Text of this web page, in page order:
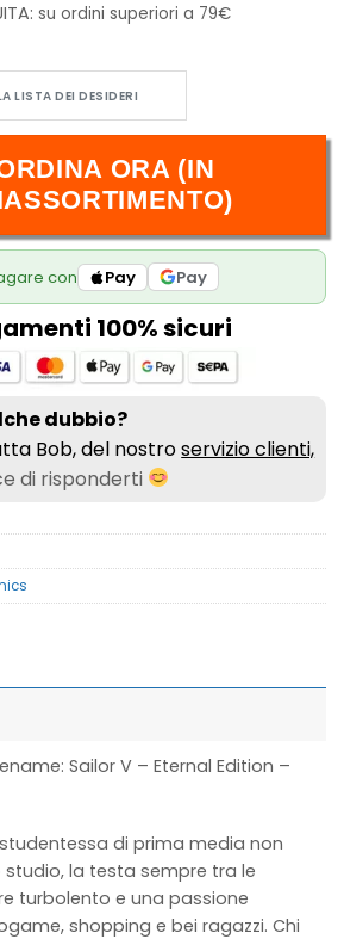
su ordini superiori a 79€
Sailor V - Eternal Edition - Vol.1
ORA (IN
con Pay Pay
100% sicuri
dubbio?
Bob, del nostroservizio clienti,
di risponderti
Sailor V – Eternal Edition –
di prima media non
la testa sempre tra le
turbolento e una passione
shopping e bei ragazzi. Chi